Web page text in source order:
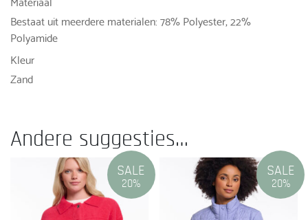
Bestaat uit meerdere materialen: 78% Polyester, 22%
Polyamide
Kleur
Zand
Andere suggesties…
SALE
20%
SALE
20%